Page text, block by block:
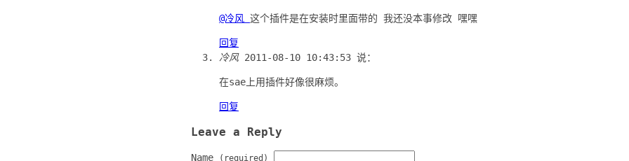
@冷风 这个插件是在安装时里面带的 我还没本事修改 嘿嘿
回复
冷风2011-08-10 10:43:53 说：
在sae上用插件好像很麻烦。
回复
Leave a Reply
Name (required)